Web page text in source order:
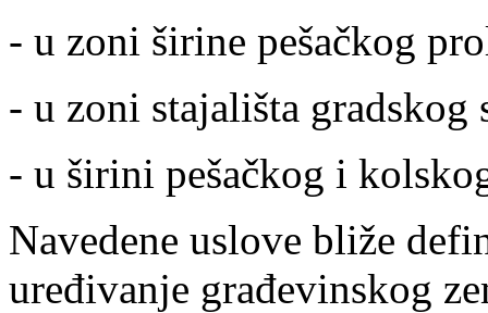
- u zoni širine pešačkog
- u zoni stajališta gradskog
- u širini pešačkog i
Navedene uslove bliže
uređivanje građevinskog